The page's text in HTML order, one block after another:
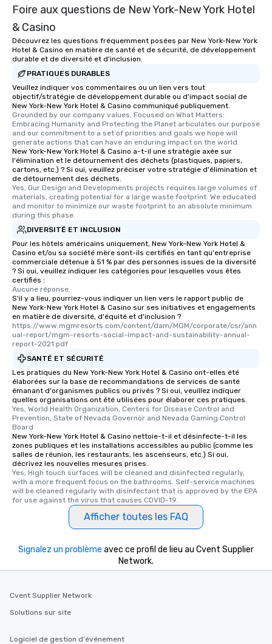
Foire aux questions de New York-New York Hotel
& Casino
Découvrez les questions fréquemment posées par New York-New York
Hotel & Casino en matière de santé et de sécurité, de développement
durable et de diversité et d'inclusion.
PRATIQUES DURABLES
Veuillez indiquer vos commentaires ou un lien vers tout
objectif/stratégie de développement durable ou d'impact social de
New York-New York Hotel & Casino communiqué publiquement.
Grounded by our company values, Focused on What Matters:
Embracing Humanity and Protecting the Planet articulates our purpose
and our commitment to a set of priorities and goals we hope will
generate actions that can have an enduring impact on the world.
New York-New York Hotel & Casino a-t-il une stratégie axée sur
l'élimination et le détournement des déchets (plastiques, papiers,
cartons, etc.) ? Si oui, veuillez préciser votre stratégie d'élimination et
de détournement des déchets.
Yes, Our Design and Developments projects requires large volumes of
materials, creating potential for a large waste footprint. We educated
and monitor to minimize our waste footprint to an absolute minimum
during this phase.
DIVERSITÉ ET INCLUSION
Pour les hôtels américains uniquement, New York-New York Hotel &
Casino et/ou sa société mère sont-ils certifiés en tant qu'entreprise
commerciale détenue à 51 % par des personnes issues de la diversité
? Si oui, veuillez indiquer les catégories pour lesquelles vous êtes
certifiés :
Aucune réponse.
S'il y a lieu, pourriez-vous indiquer un lien vers le rapport public de
New York-New York Hotel & Casino sur ses initiatives et engagements
en matière de diversité, d'équité et d'inclusion ?
https://www.mgmresorts.com/content/dam/MGM/corporate/csr/ann
ual-report/mgm-resorts-social-impact-and-sustainability-annual-
report-2021.pdf
SANTÉ ET SÉCURITÉ
Les pratiques du New York-New York Hotel & Casino ont-elles été
élaborées sur la base de recommandations de services de santé
émanant d'organismes publics ou privés ? Si oui, veuillez indiquer
quelles organisations ont été utilisées pour élaborer ces pratiques.
Yes, World Health Organization, Centers for Disease Control and
Prevention, State of Nevada Governor and Nevada Gaming Control
Board
New York-New York Hotel & Casino nettoie-t-il et désinfecte-t-il les
zones publiques et les installations accessibles au public (comme les
salles de réunion, les restaurants, les ascenseurs, etc.) Si oui,
décrivez les nouvelles mesures prises.
Yes, High touch surfaces will be cleaned and disinfected regularly,
with a more frequent focus on the bathrooms. Self-service machines
will be cleaned regularly with disinfectant that is approved by the EPA
for use against the virus that causes COVID-19.
Afficher toutes les FAQ
Signalez un problème avec ce profil de lieu au Cvent Supplier
Network.
Cvent Supplier Network
Solutions sur site
Logiciel de gestion d'événement